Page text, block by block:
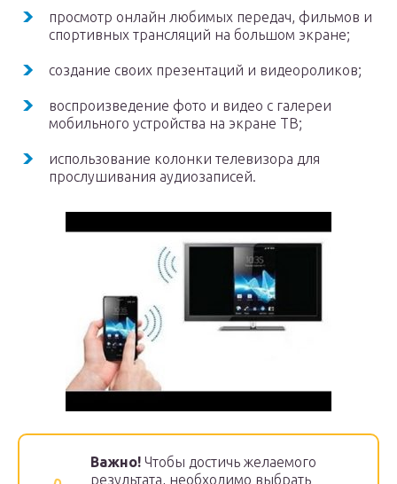
просмотр онлайн любимых передач, фильмов и
спортивных трансляций на большом экране;
создание своих презентаций и видеороликов;
воспроизведение фото и видео с галереи
мобильного устройства на экране ТВ;
использование колонки телевизора для
прослушивания аудиозаписей.
Важно! Чтобы достичь желаемого
результата, необходимо выбрать